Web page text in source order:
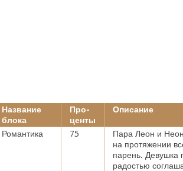
Название
блока
Про-
центы
Описание
Романтика 75
Пара Леон и
на протяжении
парень. Девушка
радостью